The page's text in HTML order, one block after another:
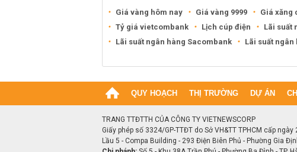
Giá vàng hôm nay Giá vàng 9999 Giá xăng
Tỷ giá vietcombank
Lịch cúp điện Lãi suất
Lãi suất ngân hàng Sacombank
Lãi suất ngân
QUY HOẠCH THỊ TRƯỜNG DỰ ÁN
TRANG TTĐTTH CỦA CÔNG TY VIETNEWSCORP
Giấy phép số 3324/GP-TTĐT do Sở VH&TT TPHCM cấp
Lầu 5 - Compa Building - 293 Điện Biên Phủ - Phường Gia